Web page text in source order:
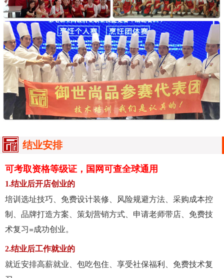
结业安排
可考取资格等级证，国网可查全球通用
1.结业后开店创业的
培训选址技巧、免费设计装修、风险规避方法、采购成本控
制、品牌打造方案、策划营销方式、申请老师带店、免费技
术复习=成功创业。
2.结业后工作就业的
就近安排高薪就业、包吃包住、享受社保福利、免费技术复